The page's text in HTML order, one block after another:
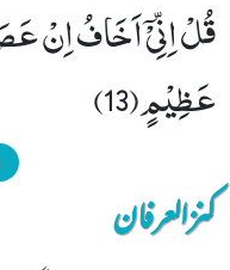
قُلْ اِنِّیْۤ اَخَافُ اِنْ
عَظِیْمٍ(13)
کنزالعرفان